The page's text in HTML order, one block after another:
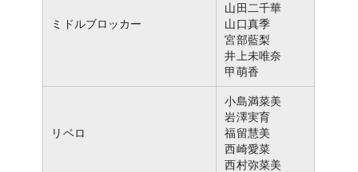
ミドルブロッカー
山田二千華
山口真季
宮部藍梨
井上未唯奈
甲萌香
リベロ
小島満菜美
岩澤実育
福留慧美
西崎愛菜
西村弥菜美